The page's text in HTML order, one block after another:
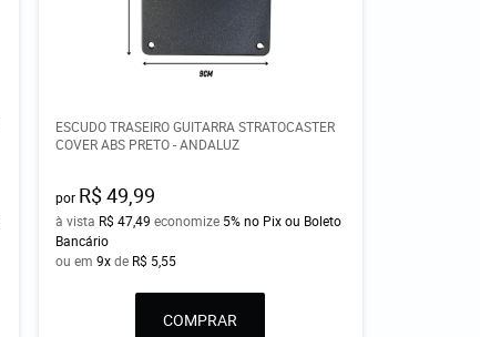
ESCUDO TRASEIRO GUITARRA STRATOCASTER
COVER ABS PRETO - ANDALUZ
por R$ 49,99
à vista R$ 47,49 economize 5% no Pix ou Boleto
Bancário
ou em9xde R$ 5,55
COMPRAR